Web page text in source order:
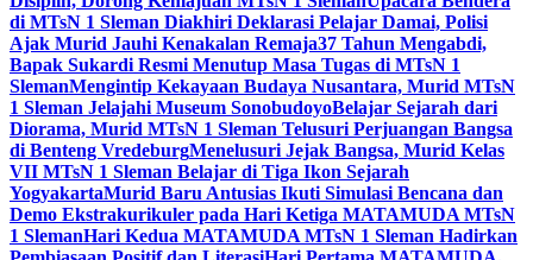
di MTsN 1 Sleman Diakhiri Deklarasi Pelajar Damai, Polisi
Ajak Murid Jauhi Kenakalan Remaja37 Tahun Mengabdi,
Bapak Sukardi Resmi Menutup Masa Tugas di MTsN 1
SlemanMengintip Kekayaan Budaya Nusantara, Murid MTsN
1 Sleman Jelajahi Museum SonobudoyoBelajar Sejarah dari
Diorama, Murid MTsN 1 Sleman Telusuri Perjuangan Bangsa
di Benteng VredeburgMenelusuri Jejak Bangsa, Murid Kelas
VII MTsN 1 Sleman Belajar di Tiga Ikon Sejarah
YogyakartaMurid Baru Antusias Ikuti Simulasi Bencana dan
Demo Ekstrakurikuler pada Hari Ketiga MATAMUDA MTsN
1 SlemanHari Kedua MATAMUDA MTsN 1 Sleman Hadirkan